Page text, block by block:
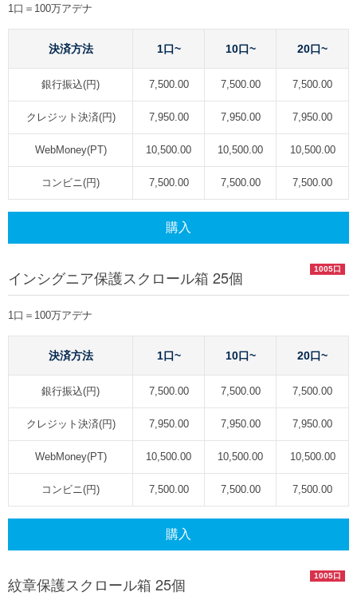
1口＝100万アデナ
決済方法 1口~ 10口~ 20口~
銀行振込(円) 7,500.00 7,500.00 7,500.00
クレジット決済(円) 7,950.00 7,950.00 7,950.00
WebMoney(PT) 10,500.00 10,500.00 10,500.00
コンビニ(円) 7,500.00 7,500.00 7,500.00
購入
1005口
インシグニア保護スクロール箱 25個
1口＝100万アデナ
決済方法 1口~ 10口~ 20口~
銀行振込(円) 7,500.00 7,500.00 7,500.00
クレジット決済(円) 7,950.00 7,950.00 7,950.00
WebMoney(PT) 10,500.00 10,500.00 10,500.00
コンビニ(円) 7,500.00 7,500.00 7,500.00
購入
1005口
紋章保護スクロール箱 25個